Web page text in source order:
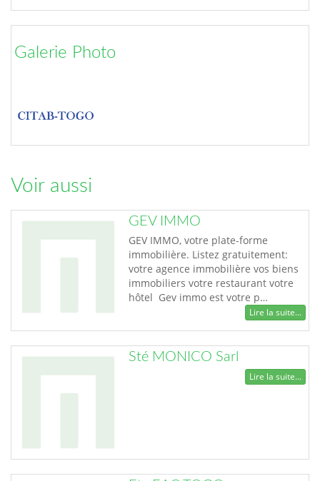
Galerie Photo
Voir aussi
GEV IMMO
GEV IMMO, votre plate-forme
immobilière. Listez gratuitement:
votre agence immobilière vos biens
immobiliers votre restaurant votre
hôtel Gev immo est votre p…
Lire la suite...
Sté MONICO Sarl
Lire la suite...